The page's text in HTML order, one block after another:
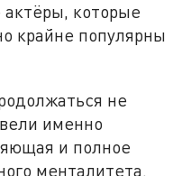
актёры, которые
крайне популярны
не
именно
и полное
менталитета.